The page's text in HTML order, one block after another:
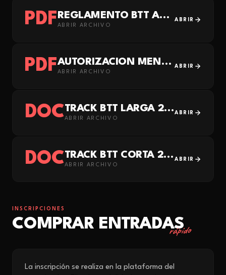
PDF REGLAMENTO BTT AZAGRA 2026 DEFINITIVO
ABRIR ARCHIVO
ABRIR
PDF AUTORIZACION MENORES BTT AZAGRA DEFINITIVO
ABRIR ARCHIVO
ABRIR
DOC TRACK BTT LARGA 2026
ABRIR ARCHIVO
ABRIR
DOC TRACK BTT CORTA 2026
ABRIR ARCHIVO
ABRIR
INSCRIPCIONES
COMPRAR ENTRADAS
rápido
La inscripción se realiza en la plataforma del